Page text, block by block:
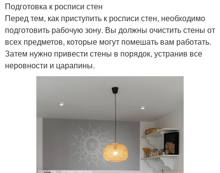
Подготовка к росписи стен
Перед тем, как приступить к росписи стен, необходимо
подготовить рабочую зону. Вы должны очистить стены от
всех предметов, которые могут помешать вам работать.
Затем нужно привести стены в порядок, устранив все
неровности и царапины.